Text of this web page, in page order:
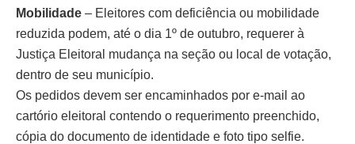
Mobilidade – Eleitores com deficiência ou mobilidade
reduzida podem, até o dia 1º de outubro, requerer à
Justiça Eleitoral mudança na seção ou local de votação,
dentro de seu município.
Os pedidos devem ser encaminhados por e-mail ao
cartório eleitoral contendo o requerimento preenchido,
cópia do documento de identidade e foto tipo selfie.